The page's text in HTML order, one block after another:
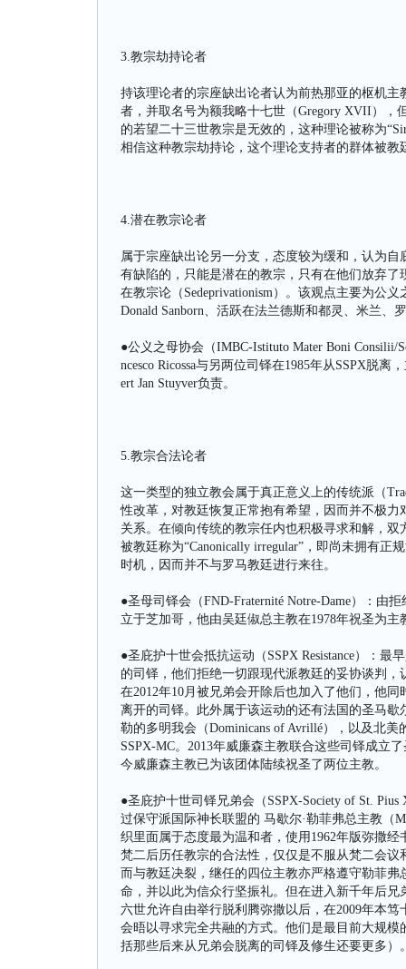
3.教宗劫持论者
持该理论者的宗座缺出论者认为前热那亚的枢机主
者，并取名号为额我略十七世（Gregory XVII），
的若望二十三世教宗是无效的，这种理论被称为
相信这种教宗劫持论，这个理论支持者的群体被教
4.潜在教宗论者
属于宗座缺出论另一分支，态度较为缓和，认为
有缺陷的，只能是潜在的教宗，只有在他们放弃
在教宗论（Sedeprivationism）。该观点主要为公
Donald Sanborn、活跃在法兰德斯和都灵、米兰、
●公义之母协会（IMBC-Istituto Mater Boni Consilii/
ncesco Ricossa与另两位司铎在1985年从SSPX脱
ert Jan Stuyver负责。
5.教宗合法论者
这一类型的独立教会属于真正意义上的传统派（
性改革，对教廷恢复正常抱有希望，因而并不极
关系。在倾向传统的教宗任内也积极寻求和解，
被教廷称为“Canonically irregular”，即尚未拥有
时机，因而并不与罗马教廷进行来往。
●圣母司铎会（FND-Fraternité Notre-Dame）：由
立于芝加哥，他由吴廷俶总主教在1978年祝圣为
●圣庇护十世会抵抗运动（SSPX Resistance）：
的司铎，他们拒绝一切跟现代派教廷的妥协谈判
在2012年10月被兄弟会开除后也加入了他们，他同
离开的司铎。此外属于该运动的还有法国的圣马歇
勒的多明我会（Dominicans of Avrillé），以及北美
SSPX-MC。2013年威廉森主教联合这些司铎成立
今威廉森主教已为该团体陆续祝圣了两位主教。
●圣庇护十世司铎兄弟会（SSPX-Society of St.
过保守派国际神长联盟的 马歇尔·勒菲弗总主教（
织里面属于态度最为温和者，使用1962年版弥撒
梵二后历任教宗的合法性，仅仅是不服从梵二会
而与教廷决裂，继任的四位主教亦严格遵守勒菲
命，并以此为信众行坚振礼。但在进入新千年后
六世允许自由举行脱利腾弥撒以后，在2009年本
会晤以寻求完全共融的方式。他们是最目前大规
括那些后来从兄弟会脱离的司铎及修生还要更多）